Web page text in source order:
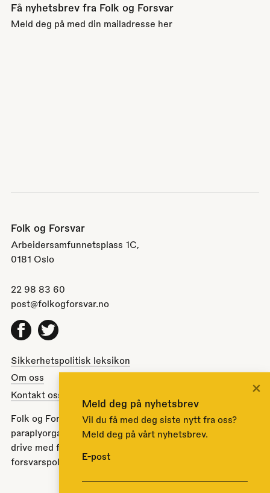
Få nyhetsbrev fra Folk og Forsvar
Meld deg på med din mailadresse her
Folk og Forsvar
Arbeidersamfunnetsplass 1C,
0181 Oslo
22 98 83 60
post@folkogforsvar.no
Facebook
Twitter
Sikkerhetspolitisk leksikon
Om oss
Kontakt oss
Folk og Forsvar er en partipolitisk nøytral
paraplyorganisasjon opprettet av Stortinget i 1951 for å
drive med folkeopplysning om norsk sikkerhets- og
forsvarspolitikk.
Meld deg på nyhetsbrev
Vil du få med deg siste nytt fra oss?
Meld deg på vårt nyhetsbrev.
E-post
×